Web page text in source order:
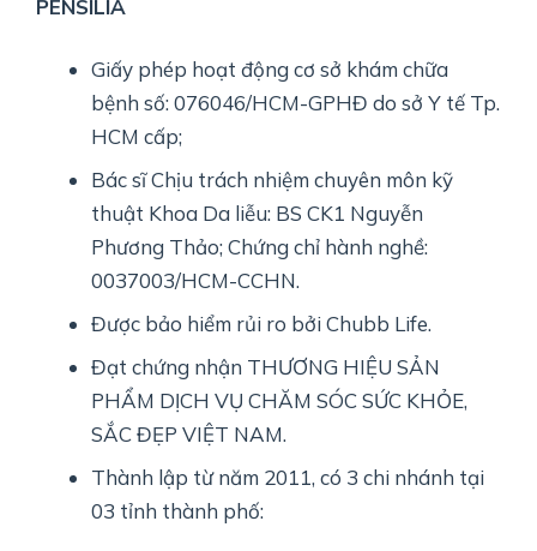
PENSILIA
Giấy phép hoạt động cơ sở khám chữa
bệnh số: 076046/HCM-GPHĐ do sở Y tế Tp.
HCM cấp;
Bác sĩ Chịu trách nhiệm chuyên môn kỹ
thuật Khoa Da liễu: BS CK1 Nguyễn
Phương Thảo; Chứng chỉ hành nghề:
0037003/HCM-CCHN.
Được bảo hiểm rủi ro bởi Chubb Life.
Đạt chứng nhận THƯƠNG HIỆU SẢN
PHẨM DỊCH VỤ CHĂM SÓC SỨC KHỎE,
SẮC ĐẸP VIỆT NAM.
Thành lập từ năm 2011, có 3 chi nhánh tại
03 tỉnh thành phố: